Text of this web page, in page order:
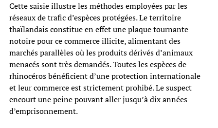
Cette saisie illustre les méthodes employées par les
réseaux de trafic d’espèces protégées. Le territoire
thaïlandais constitue en effet une plaque tournante
notoire pour ce commerce illicite, alimentant des
marchés parallèles où les produits dérivés d’animaux
menacés sont très demandés. Toutes les espèces de
rhinocéros bénéficient d’une protection internationale
et leur commerce est strictement prohibé. Le suspect
encourt une peine pouvant aller jusqu’à dix années
d’emprisonnement.